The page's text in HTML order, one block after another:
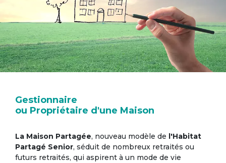
Gestionnaire
ou Propriétaire d'une Maison
La Maison Partagée, nouveau modèle de l'Habitat
Partagé Senior, séduit de nombreux retraités ou
futurs retraités, qui aspirent à un mode de vie